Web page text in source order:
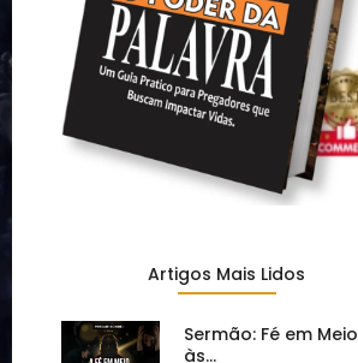
Artigos Mais Lidos
Sermão: Fé em Meio
às…